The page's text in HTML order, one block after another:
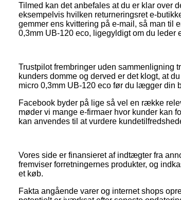
Tilmed kan det anbefales at du er klar over
eksempelvis hvilken returneringsret e-
gemmer ens kvittering på e-mail, så man til
0,3mm UB-120 eco, ligegyldigt om du leder
Trustpilot frembringer uden
kunders domme og derved er det klogt, at
micro 0,3mm UB-120 eco før du lægger din
Facebook byder på lige så vel en række
møder vi mange e-firmaer hvor kunder kan
kan anvendes til at vurdere
Vores side er finansieret af indtægter fra
fremviser forretningernes produkter, og
et køb.
Fakta angående varer og internet shops